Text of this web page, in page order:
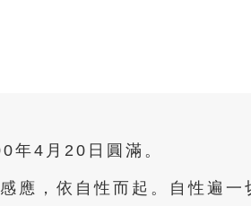
年4月20日圓滿。
應，依自性而起。自性遍